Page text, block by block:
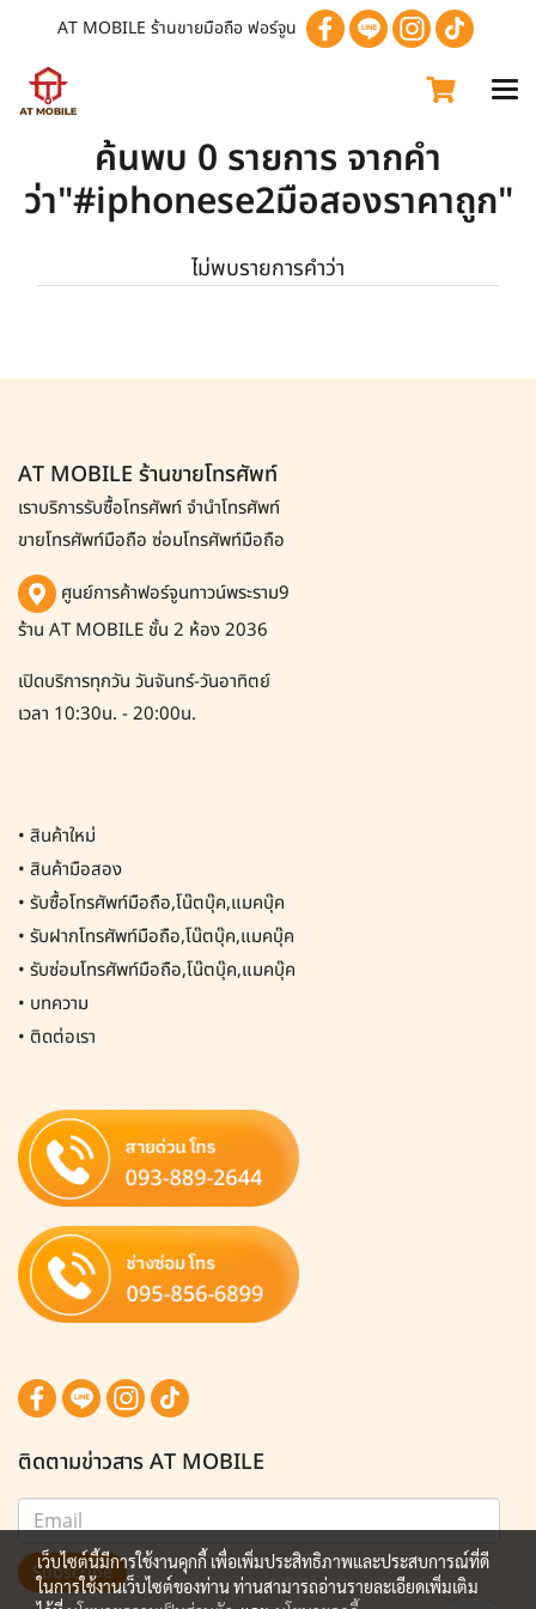
AT MOBILE ร้านขายมือถือ ฟอร์จูน
ค้นพบ 0 รายการ จากคำ
ว่า"#iphonese2มือสองราคาถูก"
ไม่พบรายการคำว่า
AT MOBILE ร้านขายโทรศัพท์
เราบริการรับซื้อโทรศัพท์จำนำโทรศัพท์
ขายโทรศัพท์มือถือ ซ่อมโทรศัพท์มือถือ
ศูนย์การค้าฟอร์จูนทาวน์พระราม9
ร้าน AT MOBILE ชั้น 2 ห้อง 2036
เปิดบริการทุกวัน วันจันทร์-วันอาทิตย์
เวลา 10:30น. - 20:00น.
• สินค้าใหม่
• สินค้ามือสอง
• รับซื้อโทรศัพท์มือถือ,โน๊ตบุ๊ค,แมคบุ๊ค
• รับฝากโทรศัพท์มือถือ,โน๊ตบุ๊ค,แมคบุ๊ค
• รับซ่อมโทรศัพท์มือถือ,โน๊ตบุ๊ค,แมคบุ๊ค
• บทความ
• ติดต่อเรา
ติดตามข่าวสาร AT MOBILE
Subscribe
เว็บไซต์นี้มีการใช้งานคุกกี้ เพื่อเพิ่มประสิทธิภาพและประสบการณ์ที่ดี
ในการใช้งานเว็บไซต์ของท่าน ท่านสามารถอ่านรายละเอียดเพิ่มเติม